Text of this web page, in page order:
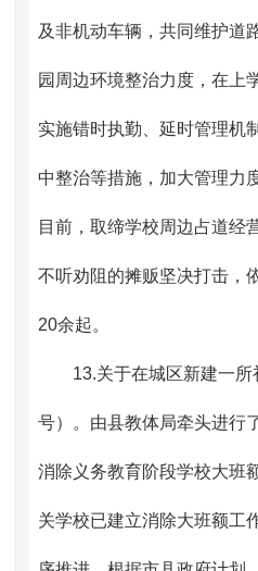
及非机动车辆，共同维护道
园周边环境整治力度，在上
实施错时执勤、延时管理机
中整治等措施，加大管理力
目前，取缔学校周边占道经
不听劝阻的摊贩坚决打击，
20余起。
13.关于在城区新建一
号）。 由县教体局牵头进行
消除义务教育阶段学校大班
关学校已建立消除大班额工